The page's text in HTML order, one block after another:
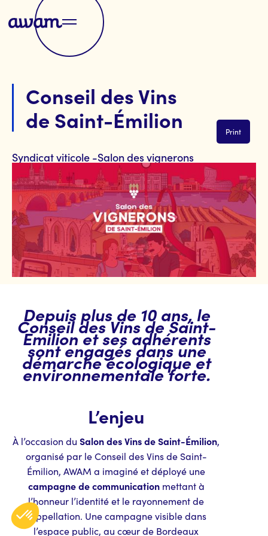
Conseil des Vins
de Saint-Émilion
Print
Syndicat viticole -Salon des vignerons
Depuis plus de 10 ans, le
Conseil des Vins de Saint-
Emilion et ses adhérents
sont engagés dans une
démarche écologique et
environnementale forte.
L’enjeu
À l’occasion du Salon des Vins de Saint-Émilion,
organisé par le Conseil des Vins de Saint-
Émilion, AWAM a imaginé et déployé une
campagne de communicationmettant à
l’honneur l’identité et le rayonnement de
l’appellation. Une campagne visible dans
l’espace public, au cœur de Bordeaux